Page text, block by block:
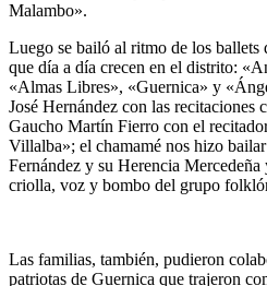
EN
LA
PEÑA
GAUCHO
MARTÍN
FIERRO
Malambo».
Luego se bailó al ritmo de los ballets
que día a día crecen en el distrito:
«Almas Libres», «Guernica» y
José Hernández con las recitaciones
Gaucho Martín Fierro con el
Villalba»; el chamamé nos hizo
Fernández y su Herencia
criolla, voz y bombo del grupo
Las familias, también, pudieron
patriotas de Guernica que trajeron